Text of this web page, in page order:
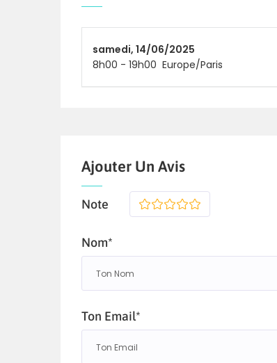
samedi, 14/06/2025
8h00 - 19h00 Europe/Paris
Ajouter Un Avis
Note 5
4
3
2
Nom*
Ton Email*